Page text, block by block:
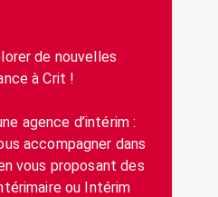
de nouvelles
à Crit !
agence d’intérim :
accompagner dans
vous proposant des
ou Intérim